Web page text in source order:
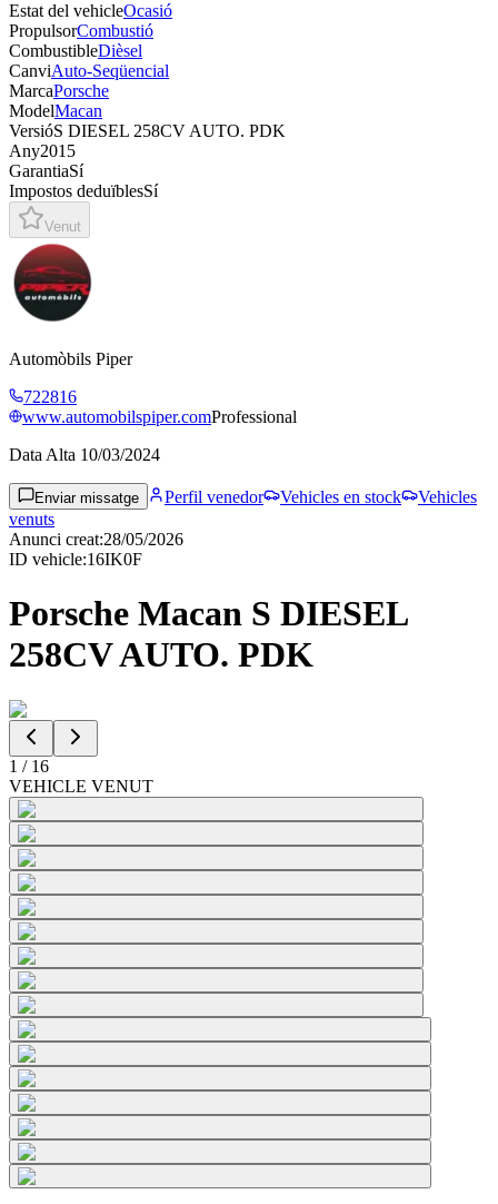
Estat del vehicleOcasió
PropulsorCombustió
CombustibleDièsel
CanviAuto-Seqüencial
MarcaPorsche
ModelMacan
VersióS DIESEL 258CV AUTO. PDK
Any2015
GarantiaSí
Impostos deduïblesSí
Venut
Automòbils Piper
722816
www.automobilspiper.comProfessional
Data Alta 10/03/2024
Enviar missatge Perfil venedor Vehicles en stock
Vehicles
venuts
Anunci creat:28/05/2026
ID vehicle:16IK0F
Porsche Macan S DIESEL
258CV AUTO. PDK
1 / 16
VEHICLE VENUT